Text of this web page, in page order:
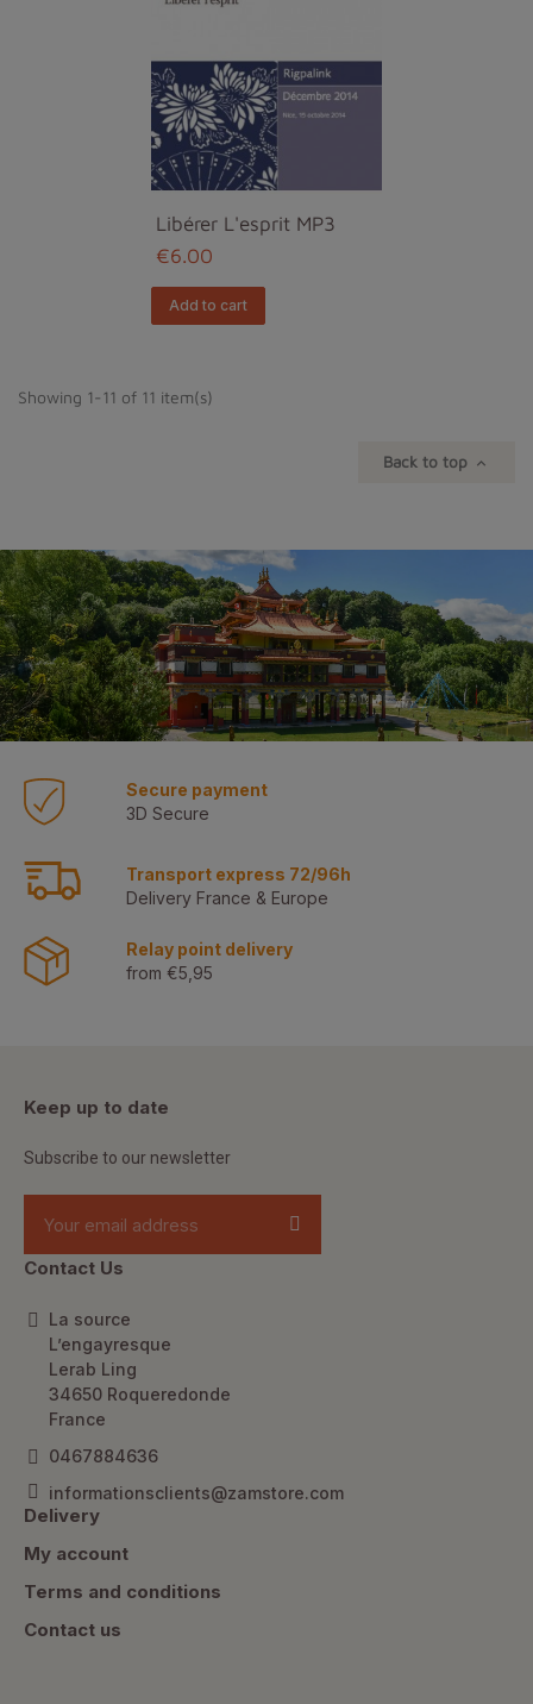
Libérer L'esprit MP3
€6.00
Add to cart
Showing 1-11 of 11 item(s)
Back to top 
Secure payment
3D Secure
Transport express 72/96h
Delivery France & Europe
Relay point delivery
from €5,95
Keep up to date
Subscribe to our newsletter
Contact Us
La source
L’engayresque
Lerab Ling
34650 Roqueredonde
France
0467884636
informationsclients@zamstore.com
Delivery
My account
Terms and conditions
Contact us